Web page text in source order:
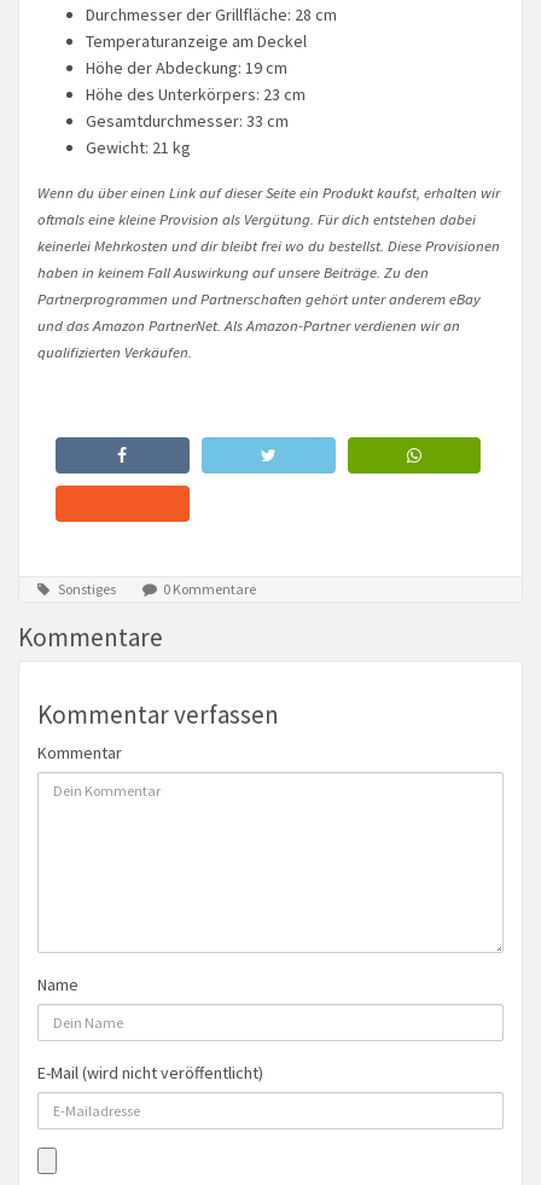
Durchmesser der Grillfläche: 28 cm
Temperaturanzeige am Deckel
Höhe der Abdeckung: 19 cm
Höhe des Unterkörpers: 23 cm
Gesamtdurchmesser: 33 cm
Gewicht: 21 kg
Wenn du über einen Link auf dieser Seite ein Produkt kaufst, erhalten wir
oftmals eine kleine Provision als Vergütung. Für dich entstehen dabei
keinerlei Mehrkosten und dir bleibt frei wo du bestellst. Diese Provisionen
haben in keinem Fall Auswirkung auf unsere Beiträge. Zu den
Partnerprogrammen und Partnerschaften gehört unter anderem eBay
und das Amazon PartnerNet. Als Amazon-Partner verdienen wir an
qualifizierten Verkäufen.
Sonstiges 0 Kommentare
Kommentare
Kommentar verfassen
Kommentar
Name
E-Mail (wird nicht veröffentlicht)